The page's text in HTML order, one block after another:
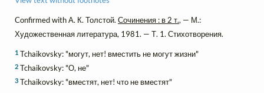
Confirmed with А. К. Толстой. Сочинения : в 2 т., — М.:
Художественная литература, 1981. — Т. 1. Стихотворения.
1 Tchaikovsky: "могут, нет! вместить не могут жизни"
2 Tchaikovsky: "О, не"
3 Tchaikovsky: "вместят, нет! что не вместят"